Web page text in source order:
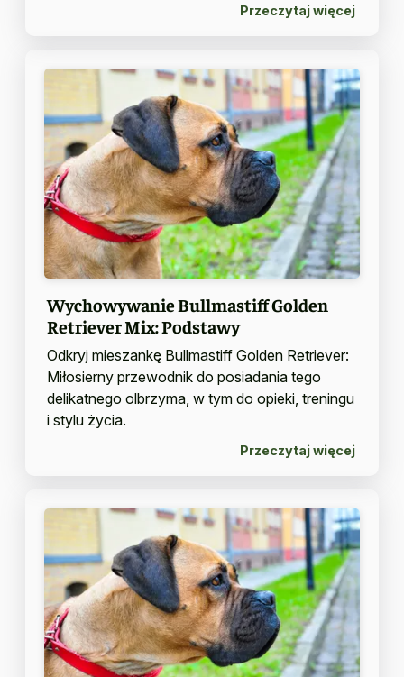
Przeczytaj więcej
Wychowywanie Bullmastiff Golden
Retriever Mix: Podstawy
Odkryj mieszankę Bullmastiff Golden Retriever:
Miłosierny przewodnik do posiadania tego
delikatnego olbrzyma, w tym do opieki, treningu
i stylu życia.
Przeczytaj więcej